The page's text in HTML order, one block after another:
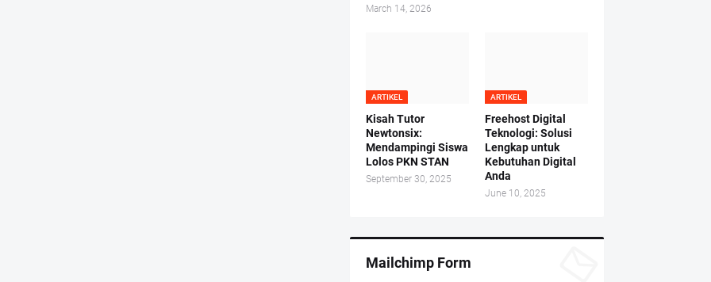
March 14, 2026
ARTIKEL
Kisah Tutor
Newtonsix:
Mendampingi Siswa
Lolos PKN STAN
September 30, 2025
ARTIKEL
Freehost Digital
Teknologi: Solusi
Lengkap untuk
Kebutuhan Digital
Anda
June 10, 2025
Mailchimp Form